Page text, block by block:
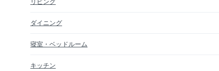
リビング
ダイニング
寝室・ベッドルーム
キッチン